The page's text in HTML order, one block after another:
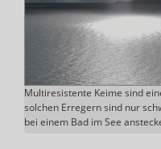
Multiresistente Keime sind
solchen Erregern sind nur
bei einem Bad im See